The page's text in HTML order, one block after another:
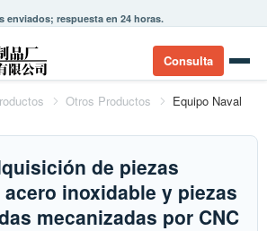
enviados; respuesta en 24 horas.
Consulta
Otros Productos Equipo Naval
de piezas
inoxidable y piezas
mecanizadas por CNC